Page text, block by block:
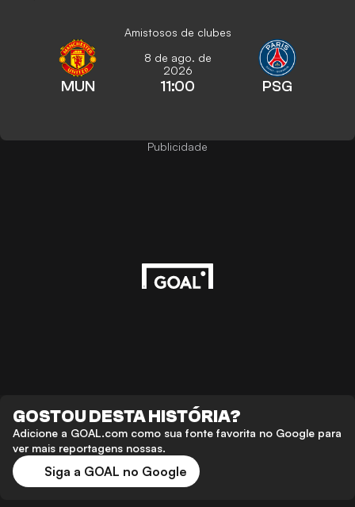
Amistosos de clubes
MUN
8 de ago. de
2026
11:00 PSG
Publicidade
GOSTOU DESTA HISTÓRIA?
Adicione a GOAL.com como sua fonte favorita no Google para
ver mais reportagens nossas.
Siga a GOAL no Google